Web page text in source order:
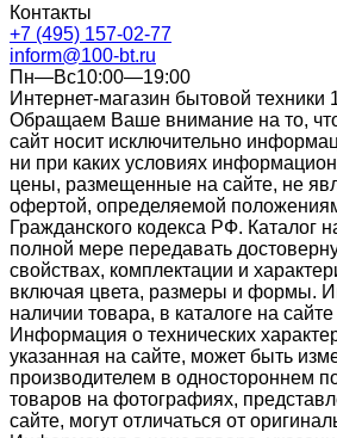
Контакты
+7 (495) 157-02-77
inform@100-bt.ru
Пн—Вс10:00—19:00
Интернет-магазин бытовой техники
Обращаем Ваше внимание на то,
сайт носит исключительно
ни при каких условиях
цены, размещенные на сайте, не
офертой, определяемой
Гражданского кодекса РФ. Каталог
полной мере передавать
свойствах, комплектации и
включая цвета, размеры и формы.
наличии товара, в каталоге на
Информация о технических
указанная на сайте, может быть
производителем в одностороннем
товаров на фотографиях,
сайте, могут отличаться от